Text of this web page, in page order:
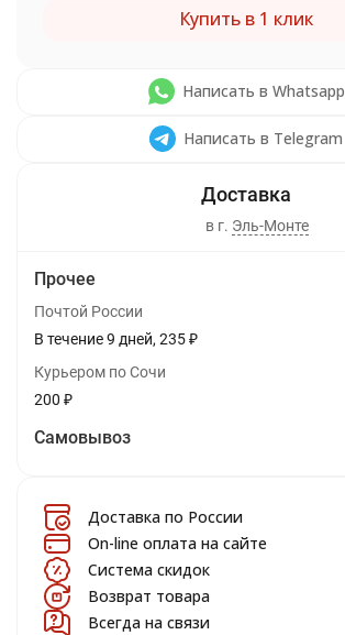
Купить в 1 клик
Написать в Whatsapp
Написать в Telegram
в г. Эль-Монте
Прочее
Почтой России
В течение9 дней 235₽
Курьером по Сочи
200 ₽
Самовывоз
Доставка по России
On-line оплата на сайте
Система скидок
Возврат товара
Всегда на связи